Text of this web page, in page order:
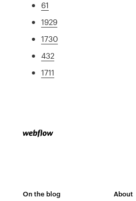
61
1929
1730
432
1711
On the blog About